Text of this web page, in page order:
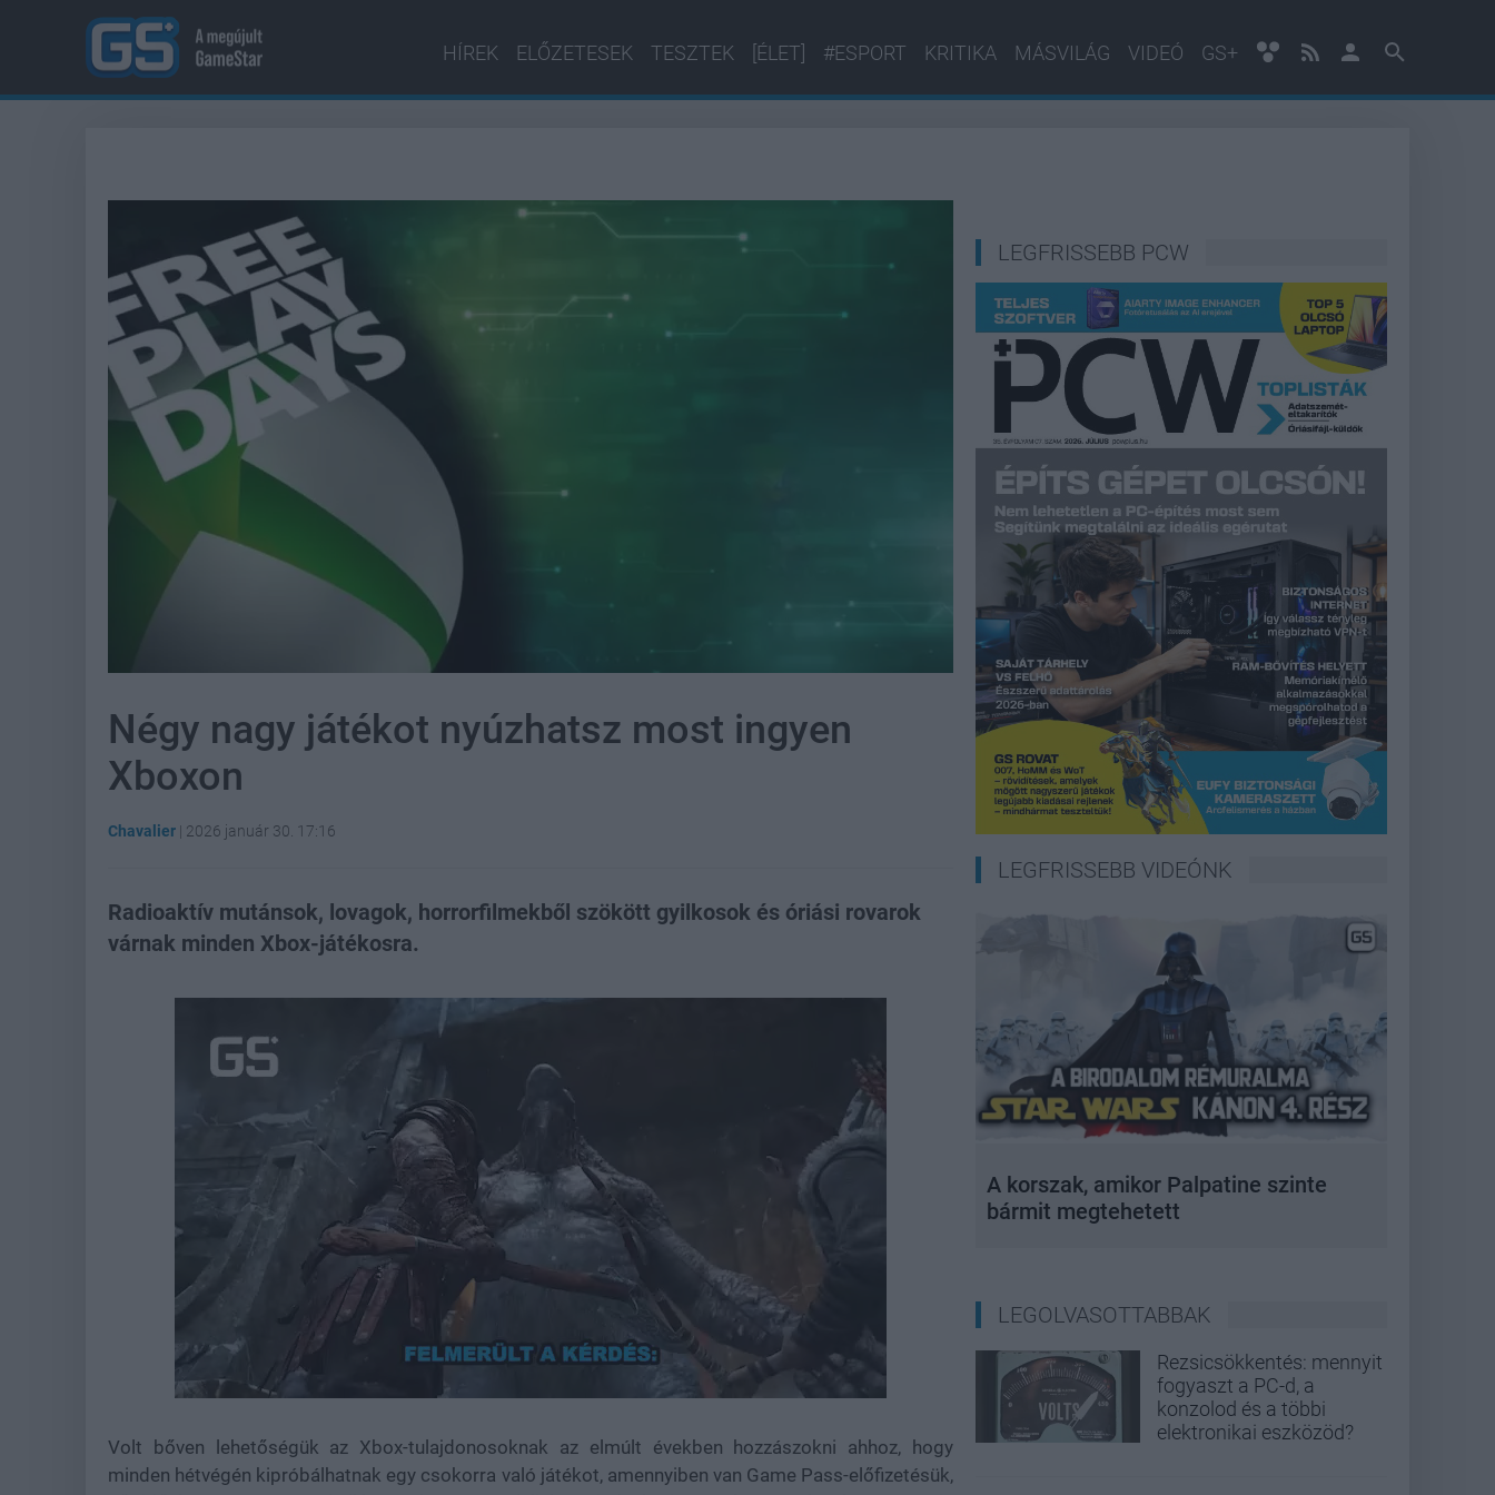
HÍREK ELŐZETESEK TESZTEK [ÉLET] #ESPORT KRITIKA MÁSVILÁG VIDEÓ GS+
Négy nagy játékot nyúzhatsz most ingyen
Xboxon
Chavalier | 2026 január 30. 17:16
Radioaktív mutánsok, lovagok, horrorfilmekből szökött gyilkosok és óriási rovarok
várnak minden Xbox-játékosra.
Unmute
38.99%
Volt bőven lehetőségük az Xbox-tulajdonosoknak az elmúlt években hozzászokni ahhoz, hogy
minden hétvégén kipróbálhatnak egy csokorra való játékot, amennyiben van Game Pass-előfizetésük,
LEGFRISSEBB PCW
LEGFRISSEBB VIDEÓNK
A korszak, amikor Palpatine szinte
bármit megtehetett
LEGOLVASOTTABBAK
Rezsicsökkentés: mennyit
fogyaszt a PC-d, a
konzolod és a többi
elektronikai eszközöd?